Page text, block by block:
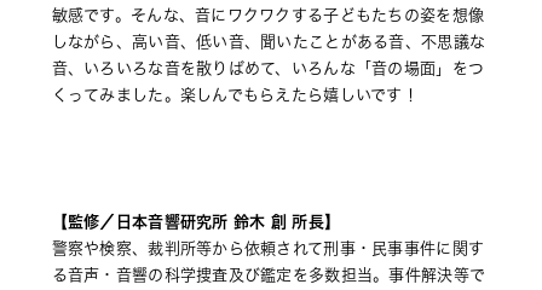
敏感です。そんな、音にワクワクする子どもたちの姿を想像
しながら、高い音、低い音、聞いたことがある音、不思議な
音、いろいろな音を散りばめて、いろんな「音の場面」をつ
くってみました。楽しんでもらえたら嬉しいです！
【監修／日本音響研究所 鈴木 創 所長】
警察や検察、裁判所等から依頼されて刑事・民事事件に関す
る音声・音響の科学捜査及び鑑定を多数担当。事件解決等で